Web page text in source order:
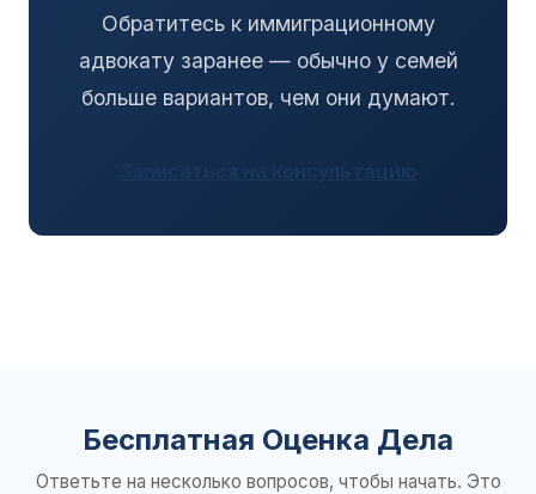
Обратитесь к иммиграционному
адвокату заранее — обычно у семей
больше вариантов, чем они думают.
Бесплатная Оценка Дела
Ответьте на несколько вопросов, чтобы начать. Это